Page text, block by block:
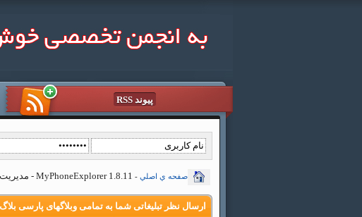
پیوند RSS
صفحه ي اصلي - MyPhoneExplorer 1.8.11 - مدیریت گوشی سونی اریکسون (جدید)
ارسال نظر تبلیغاتی شما به تمامی وبلاگهای پارسی بلاگ